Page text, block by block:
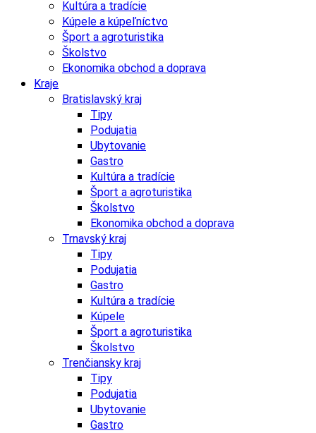
Kultúra a tradície
Kúpele a kúpeľníctvo
Šport a agroturistika
Školstvo
Ekonomika obchod a doprava
Kraje
Bratislavský kraj
Tipy
Podujatia
Ubytovanie
Gastro
Kultúra a tradície
Šport a agroturistika
Školstvo
Ekonomika obchod a doprava
Trnavský kraj
Tipy
Podujatia
Gastro
Kultúra a tradície
Kúpele
Šport a agroturistika
Školstvo
Trenčiansky kraj
Tipy
Podujatia
Ubytovanie
Gastro